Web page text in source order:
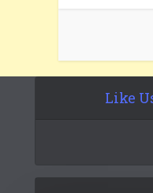
Like